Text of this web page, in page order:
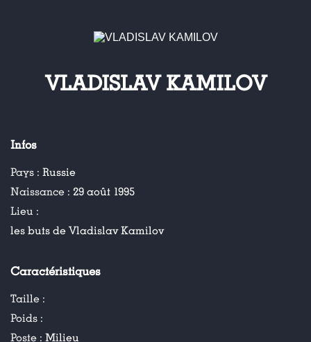
VLADISLAV KAMILOV
Infos
Pays : Russie
Naissance : 29 août 1995
Lieu :
les buts de Vladislav Kamilov
Caractéristiques
Taille :
Poids :
Poste : Milieu